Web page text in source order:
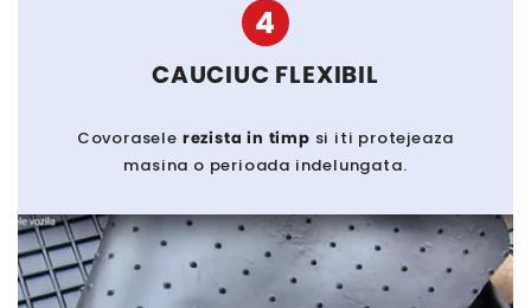
4
CAUCIUC FLEXIBIL
Covorasele rezista in timp si iti protejeaza
masina o perioada indelungata.